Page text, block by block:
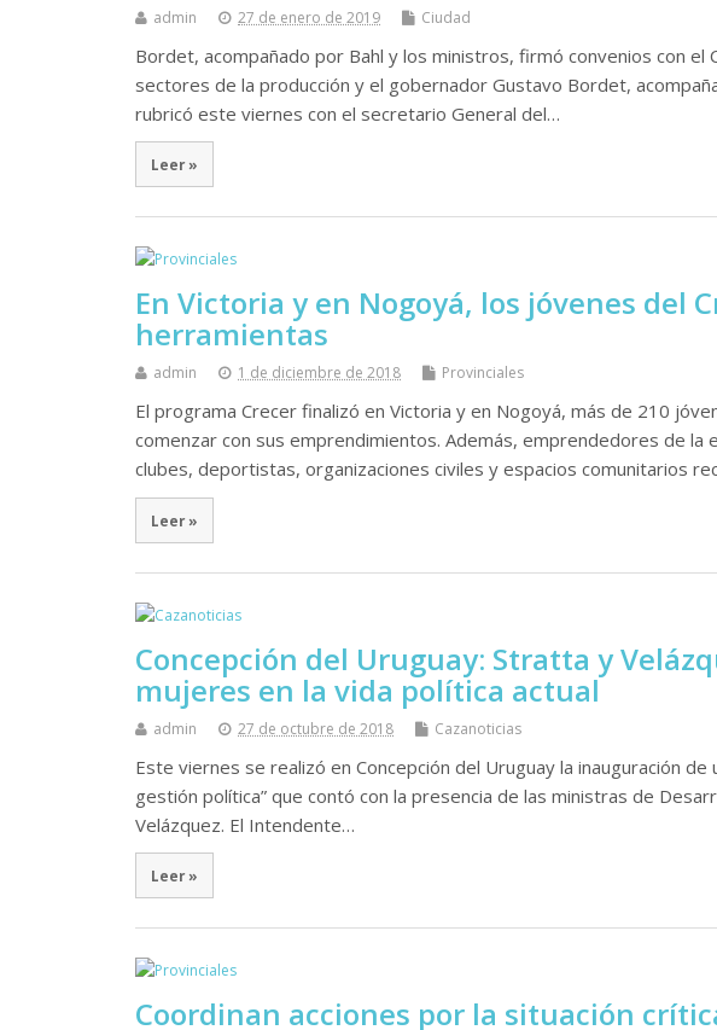
admin 27 de enero de 2019 Ciudad
Bordet, acompañado por Bahl y los ministros, firmó convenios con el
sectores de la producción y el gobernador Gustavo Bordet,
rubricó este viernes con el secretario General del…
Leer »
En Victoria y en Nogoyá, los jóvenes del
herramientas
admin 1 de diciembre de 2018 Provinciales
El programa Crecer finalizó en Victoria y en Nogoyá, más de 210
comenzar con sus emprendimientos. Además, emprendedores de la
clubes, deportistas, organizaciones civiles y espacios comunitarios
Leer »
Concepción del Uruguay: Stratta y
mujeres en la vida política actual
admin 27 de octubre de 2018 Cazanoticias
Este viernes se realizó en Concepción del Uruguay la inauguración
gestión política” que contó con la presencia de las ministras de
Velázquez. El Intendente…
Leer »
Coordinan acciones por la situación